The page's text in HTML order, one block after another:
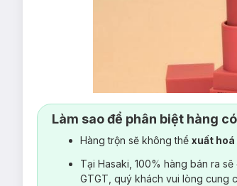
Làm sao để phân biệt hàng
Hàng trộn sẽ không thể xuất hoá
Tại Hasaki, 100% hàng bán ra sẽ
GTGT, quý khách vui lòng cung